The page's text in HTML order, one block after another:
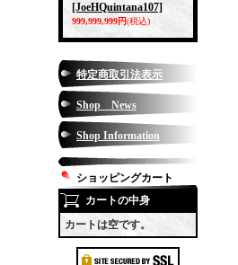
[JoeHQuintana107]
999,999,999円(税込)
特定商取引法表示
Shop News
Shop Information
ショッピングカート
カートの中身
カートは空です。